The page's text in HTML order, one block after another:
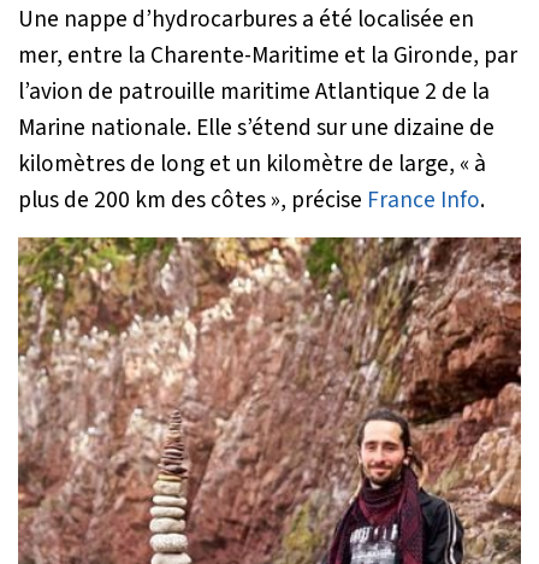
Une nappe d’hydrocarbures a été localisée en
mer, entre la Charente-Maritime et la Gironde, par
l’avion de patrouille maritime Atlantique 2 de la
Marine nationale. Elle s’étend sur une dizaine de
kilomètres de long et un kilomètre de large, « à
plus de 200 km des côtes », précise France Info.